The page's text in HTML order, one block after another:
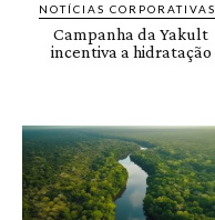
NOTÍCIAS CORPORATIVAS
Campanha da Yakult
incentiva a hidratação